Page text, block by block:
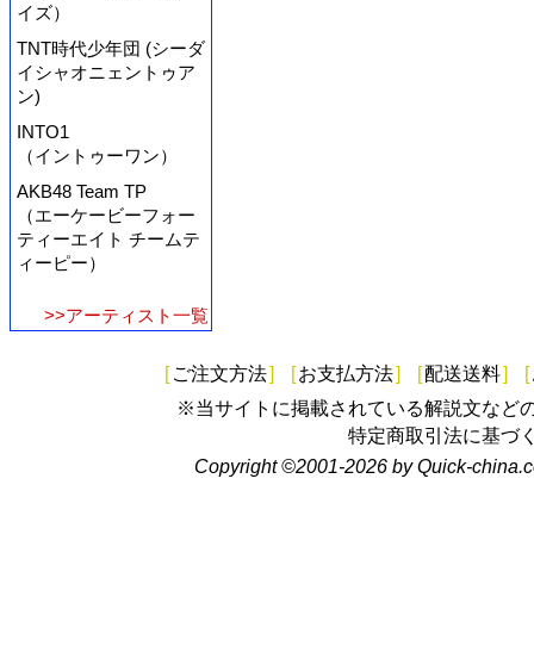
イズ）
TNT時代少年団 (シーダ
イシャオニェントゥア
ン)
INTO1
（イントゥーワン）
AKB48 Team TP
（エーケービーフォー
ティーエイト チームテ
ィーピー）
>>アーティスト一覧
[ ご注文方法] [お支払方法] [配送送料] [
※当サイトに掲載されている解説文など
特定商取引法に基づ
Copyright ©2001-2026 by Quick-